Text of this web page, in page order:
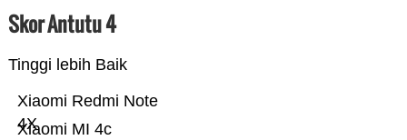
Skor Antutu 4
Tinggi lebih Baik
Xiaomi MI 4c
Xiaomi Redmi Note
4X